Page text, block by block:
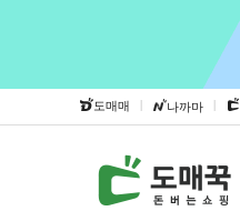
도매매 | 나까마 |